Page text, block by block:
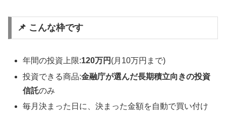
📌 こんな枠です
年間の投資上限:120万円 (月10万円まで)
投資できる商品:金融庁が選んだ長期積立向きの投資
信託のみ
毎月決まった日に、決まった金額を自動で買い付け